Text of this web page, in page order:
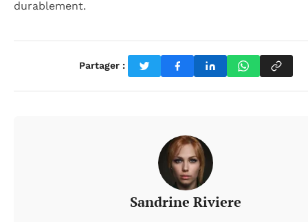
durablement.
Partager :
Sandrine Riviere